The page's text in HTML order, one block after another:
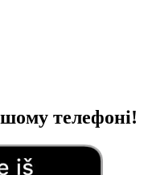
телефоні!